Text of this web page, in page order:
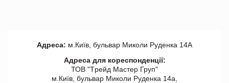
Адреса: м.Київ, бульвар Миколи Руденка 14А
Адреса для кореспонденції:
ТОВ "Tрейд Мастер Груп"
м.Київ, бульвар Миколи Руденка 14а,